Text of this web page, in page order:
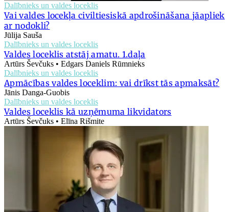
Dalībnieks un valdes loceklis
Vai valdes locekļa civiltiesiskā apdrošināšana jāapliek
ar nodokli?
Jūlija Sauša
Dalībnieks un valdes loceklis
Valdes loceklis atstāj amatu. 1.daļa
Artūrs Ševčuks • Edgars Daniels Rūmnieks
Dalībnieks un valdes loceklis
Apmācības valdes loceklim: vai drīkst tās apmaksāt?
Jānis Danga-Guobis
Dalībnieks un valdes loceklis
Valdes loceklis kā uzņēmuma likvidators
Artūrs Ševčuks • Elīna Rišmite